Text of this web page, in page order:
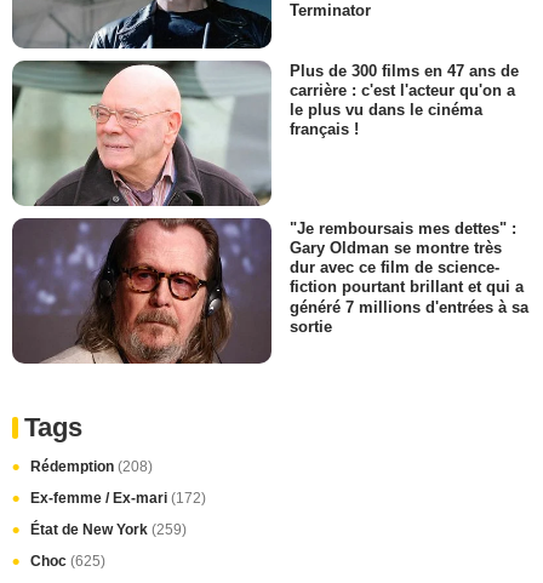
Terminator
Plus de 300 films en 47 ans de
carrière : c'est l'acteur qu'on a
le plus vu dans le cinéma
français !
"Je remboursais mes dettes" :
Gary Oldman se montre très
dur avec ce film de science-
fiction pourtant brillant et qui a
généré 7 millions d'entrées à sa
sortie
Tags
Rédemption (208)
Ex-femme / Ex-mari (172)
État de New York (259)
Choc (625)